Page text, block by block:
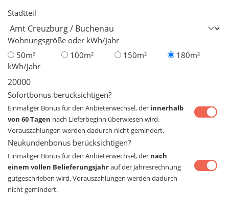
Stadtteil
Wohnungsgröße oder kWh/Jahr
50m²
100m² 150m²
180m²
kWh/Jahr
Sofortbonus berücksichtigen?
Einmaliger Bonus für den Anbieterwechsel, der innerhalb
von 60 Tagen nach Lieferbeginn überwiesen wird.
Vorauszahlungen werden dadurch nicht gemindert.
Neukundenbonus berücksichtigen?
Einmaliger Bonus für den Anbieterwechsel, der nach
einem vollen Belieferungsjahrauf der Jahresrechnung
gutgeschrieben wird. Vorauszahlungen werden dadurch
nicht gemindert.